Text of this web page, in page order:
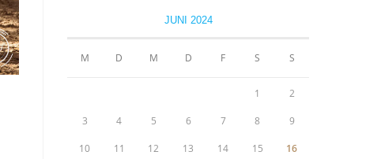
JUNI 2024
M D M D F S S
1 2
3 4 5 6 7 8 9
10 11 12 13 14 15 16